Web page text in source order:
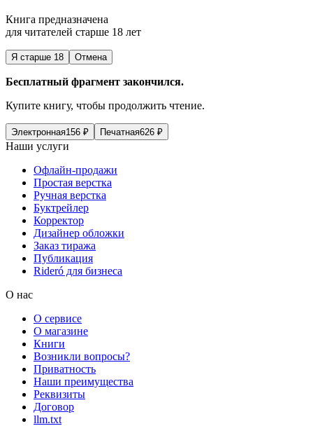
Книга предназначена
для читателей старше 18 лет
Я старше 18 Отмена
Бесплатный фрагмент закончился.
Купите книгу, чтобы продолжить чтение.
Электронная156 ₽ Печатная626 ₽
Наши услуги
Офлайн-продажи
Простая верстка
Ручная верстка
Буктрейлер
Корректор
Дизайнер обложки
Заказ тиража
Публикация
Rideró для бизнеса
О нас
О сервисе
О магазине
Книги
Возникли вопросы?
Приватность
Наши преимущества
Реквизиты
Договор
llm.txt